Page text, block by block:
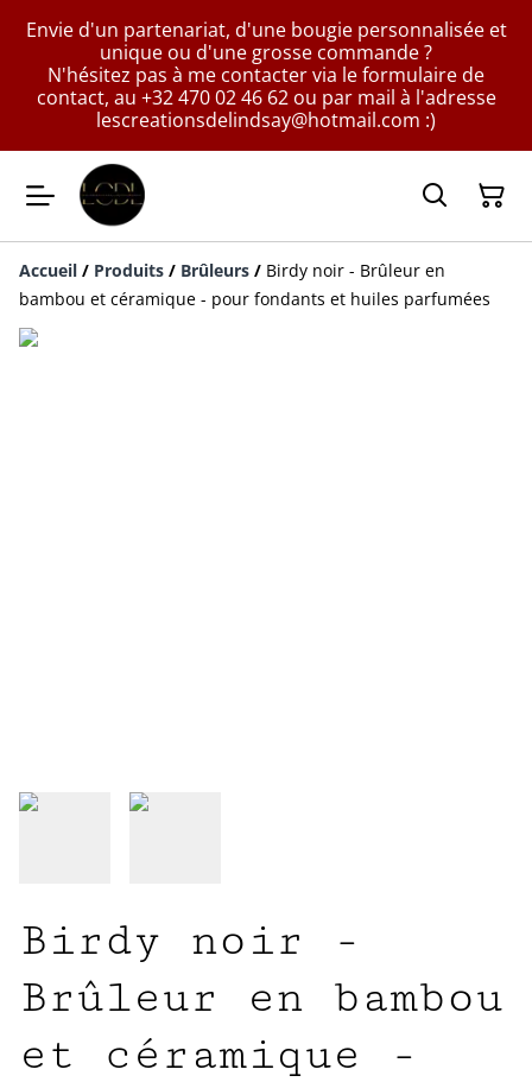
Envie d'un partenariat, d'une bougie personnalisée et
unique ou d'une grosse commande ?
N'hésitez pas à me contacter via le formulaire de
contact, au +32 470 02 46 62 ou par mail à l'adresse
lescreationsdelindsay@hotmail.com :)
Accueil / Produits / Brûleurs / Birdy noir - Brûleur en
bambou et céramique - pour fondants et huiles parfumées
Birdy noir -
Brûleur en bambou
et céramique -